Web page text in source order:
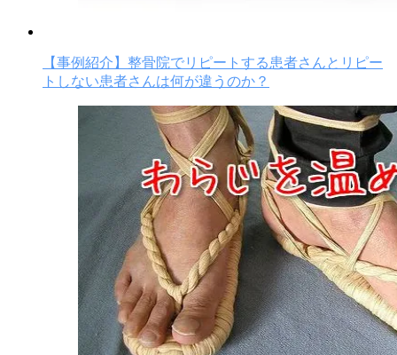
【事例紹介】整骨院でリピートする患者さんとリピー
トしない患者さんは何が違うのか？